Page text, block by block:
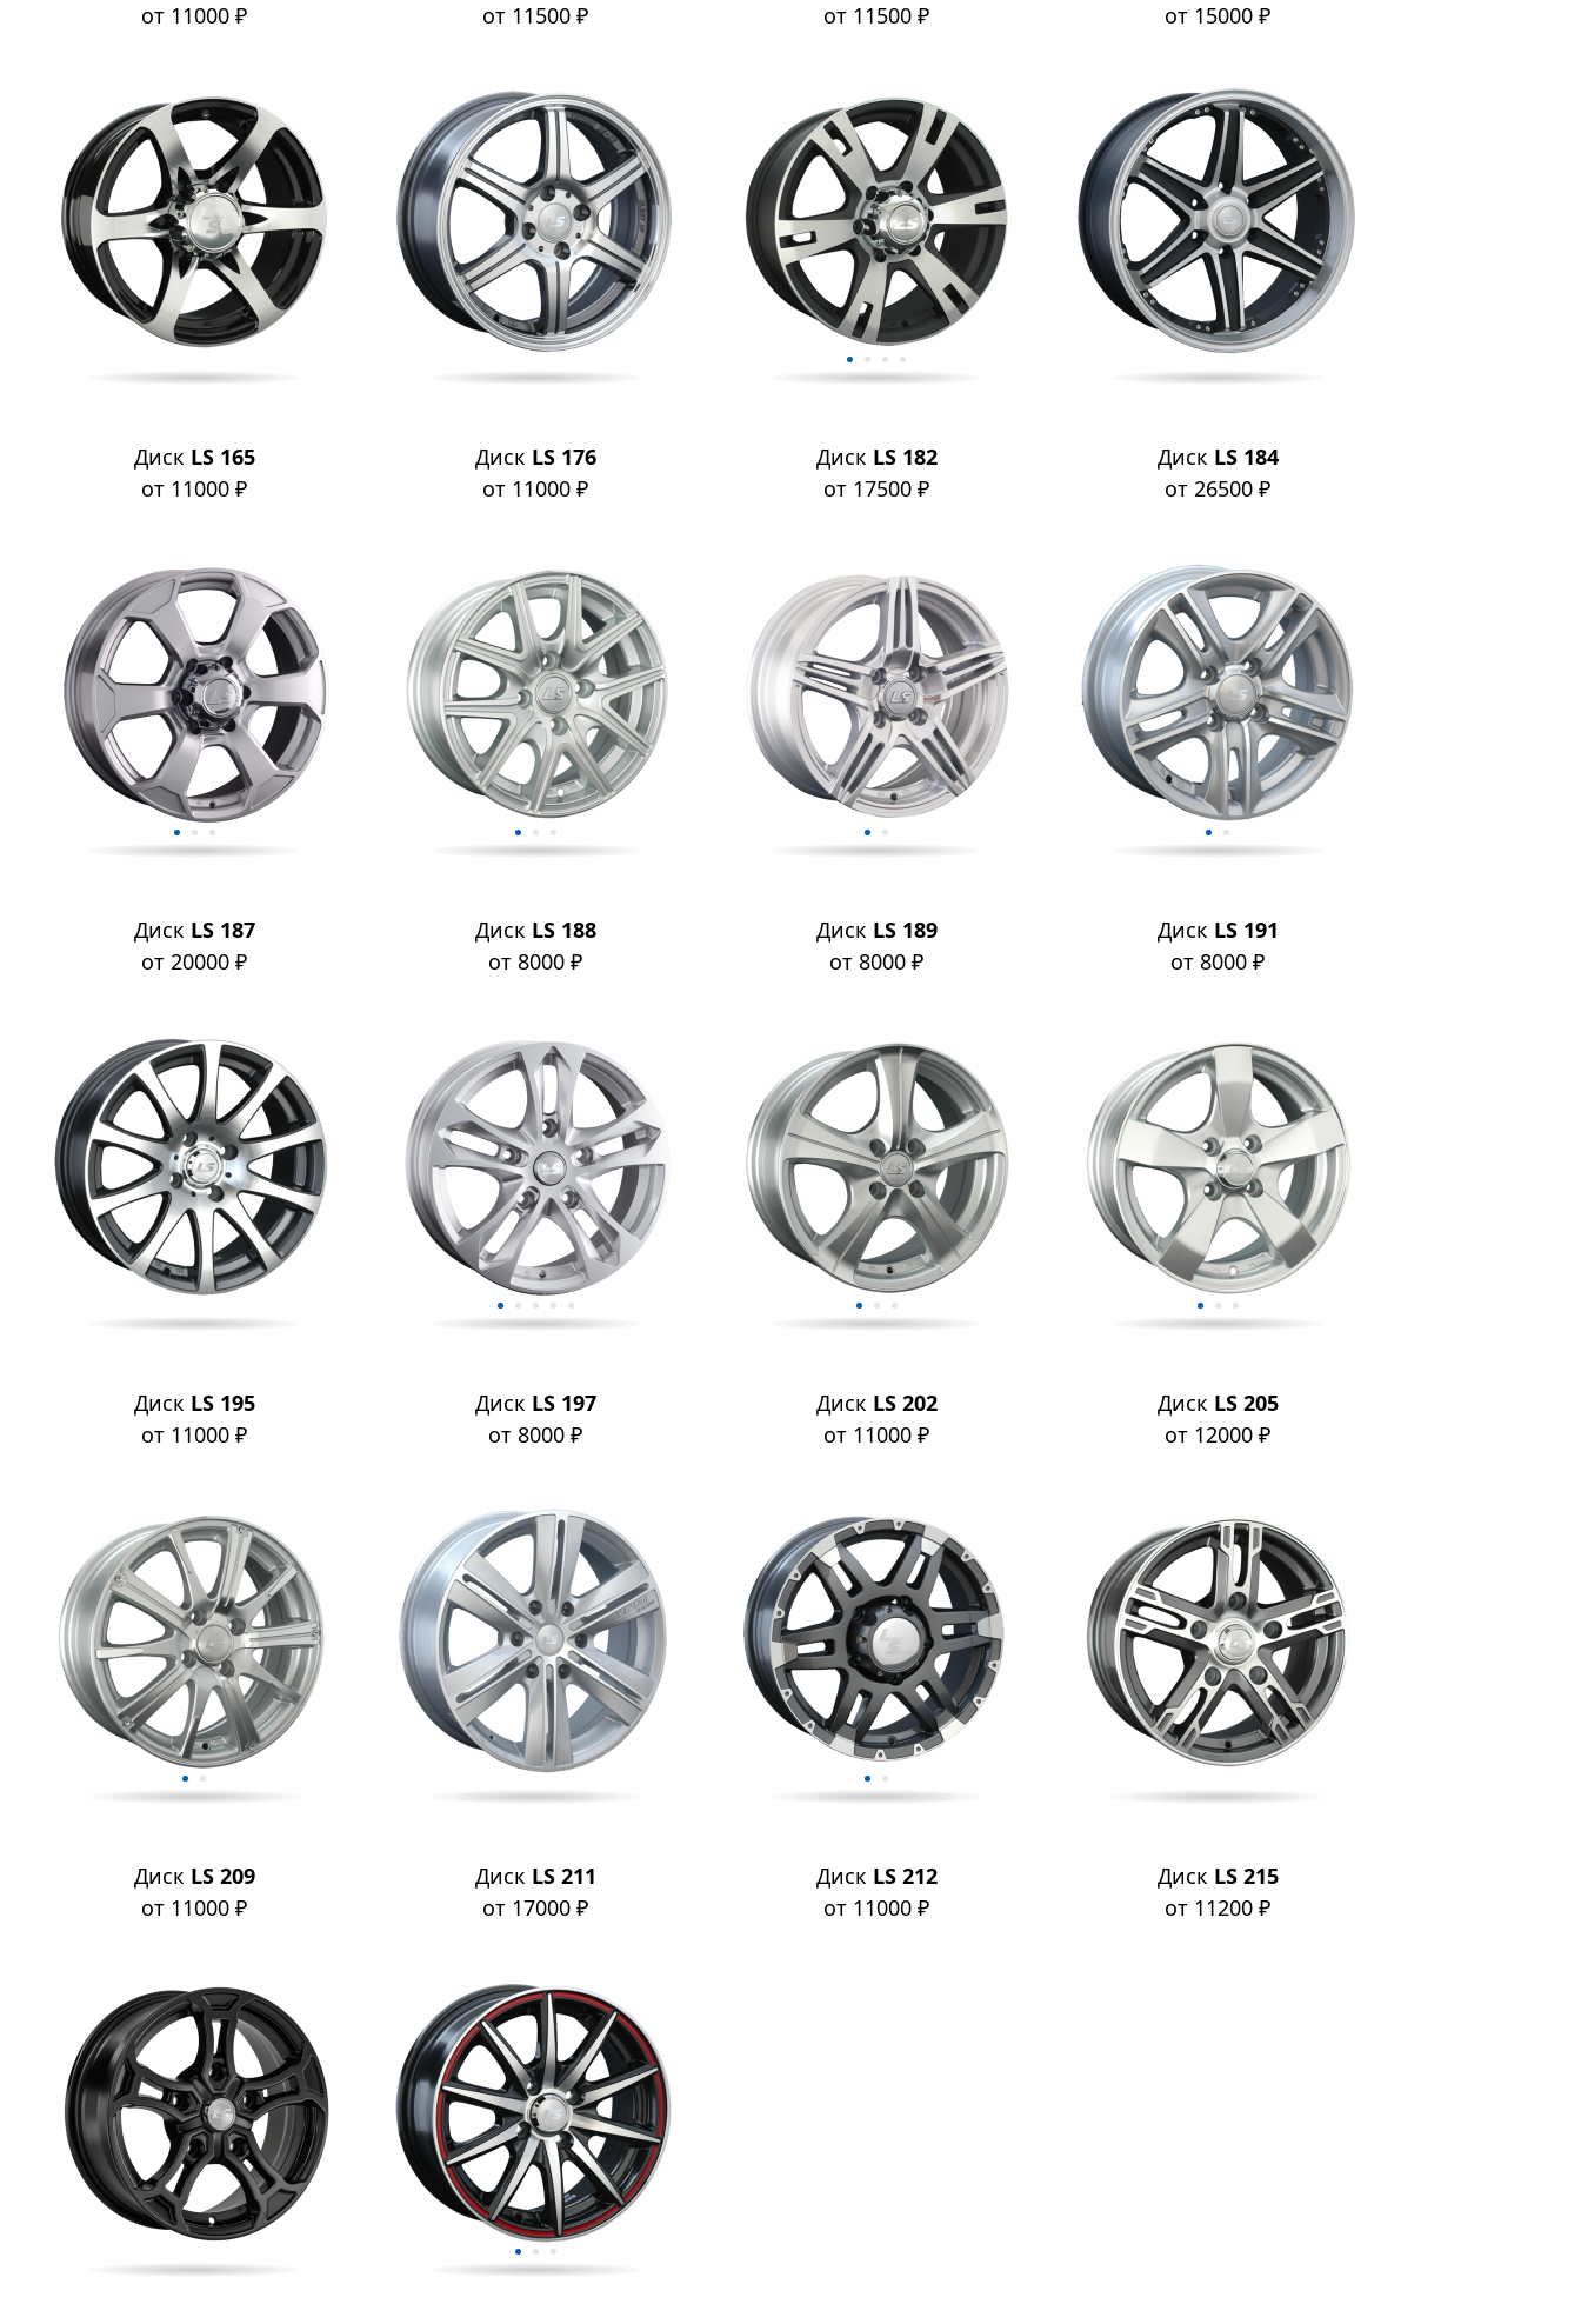
от 11000 ₽
от 11500 ₽
от 11500 ₽
от 15000 ₽
Диск LS 165
от 11000 ₽
Диск LS 176
от 11000 ₽
Диск LS 182
от 17500 ₽
Диск LS 184
от 26500 ₽
Диск LS 187
от 20000 ₽
Диск LS 188
от 8000 ₽
Диск LS 189
от 8000 ₽
Диск LS 191
от 8000 ₽
Диск LS 195
от 11000 ₽
Диск LS 197
от 8000 ₽
Диск LS 202
от 11000 ₽
Диск LS 205
от 12000 ₽
Диск LS 209
от 11000 ₽
Диск LS 211
от 17000 ₽
Диск LS 212
от 11000 ₽
Диск LS 215
от 11200 ₽